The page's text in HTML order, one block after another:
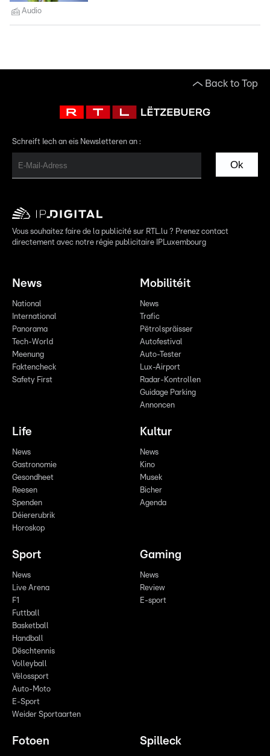
Audio
Back to Top
Schreift Iech an eis Newsletteren an :
Ok
Vous souhaitez faire de la publicité sur RTL.lu ? Prenez contact
directement avec notre régie publicitaire IPLuxembourg
News
National
International
Panorama
Tech-World
Meenung
Faktencheck
Safety First
Mobilitéit
News
Trafic
Pëtrolspräisser
Autofestival
Auto-Tester
Lux-Airport
Radar-Kontrollen
Guidage Parking
Annoncen
Life
News
Gastronomie
Gesondheet
Reesen
Spenden
Déiererubrik
Horoskop
Kultur
News
Kino
Musek
Bicher
Agenda
Sport
News
Live Arena
F1
Futtball
Basketball
Handball
Dëschtennis
Volleyball
Vëlossport
Auto-Moto
E-Sport
Weider Sportaarten
Gaming
News
Review
E-sport
Fotoen Spilleck